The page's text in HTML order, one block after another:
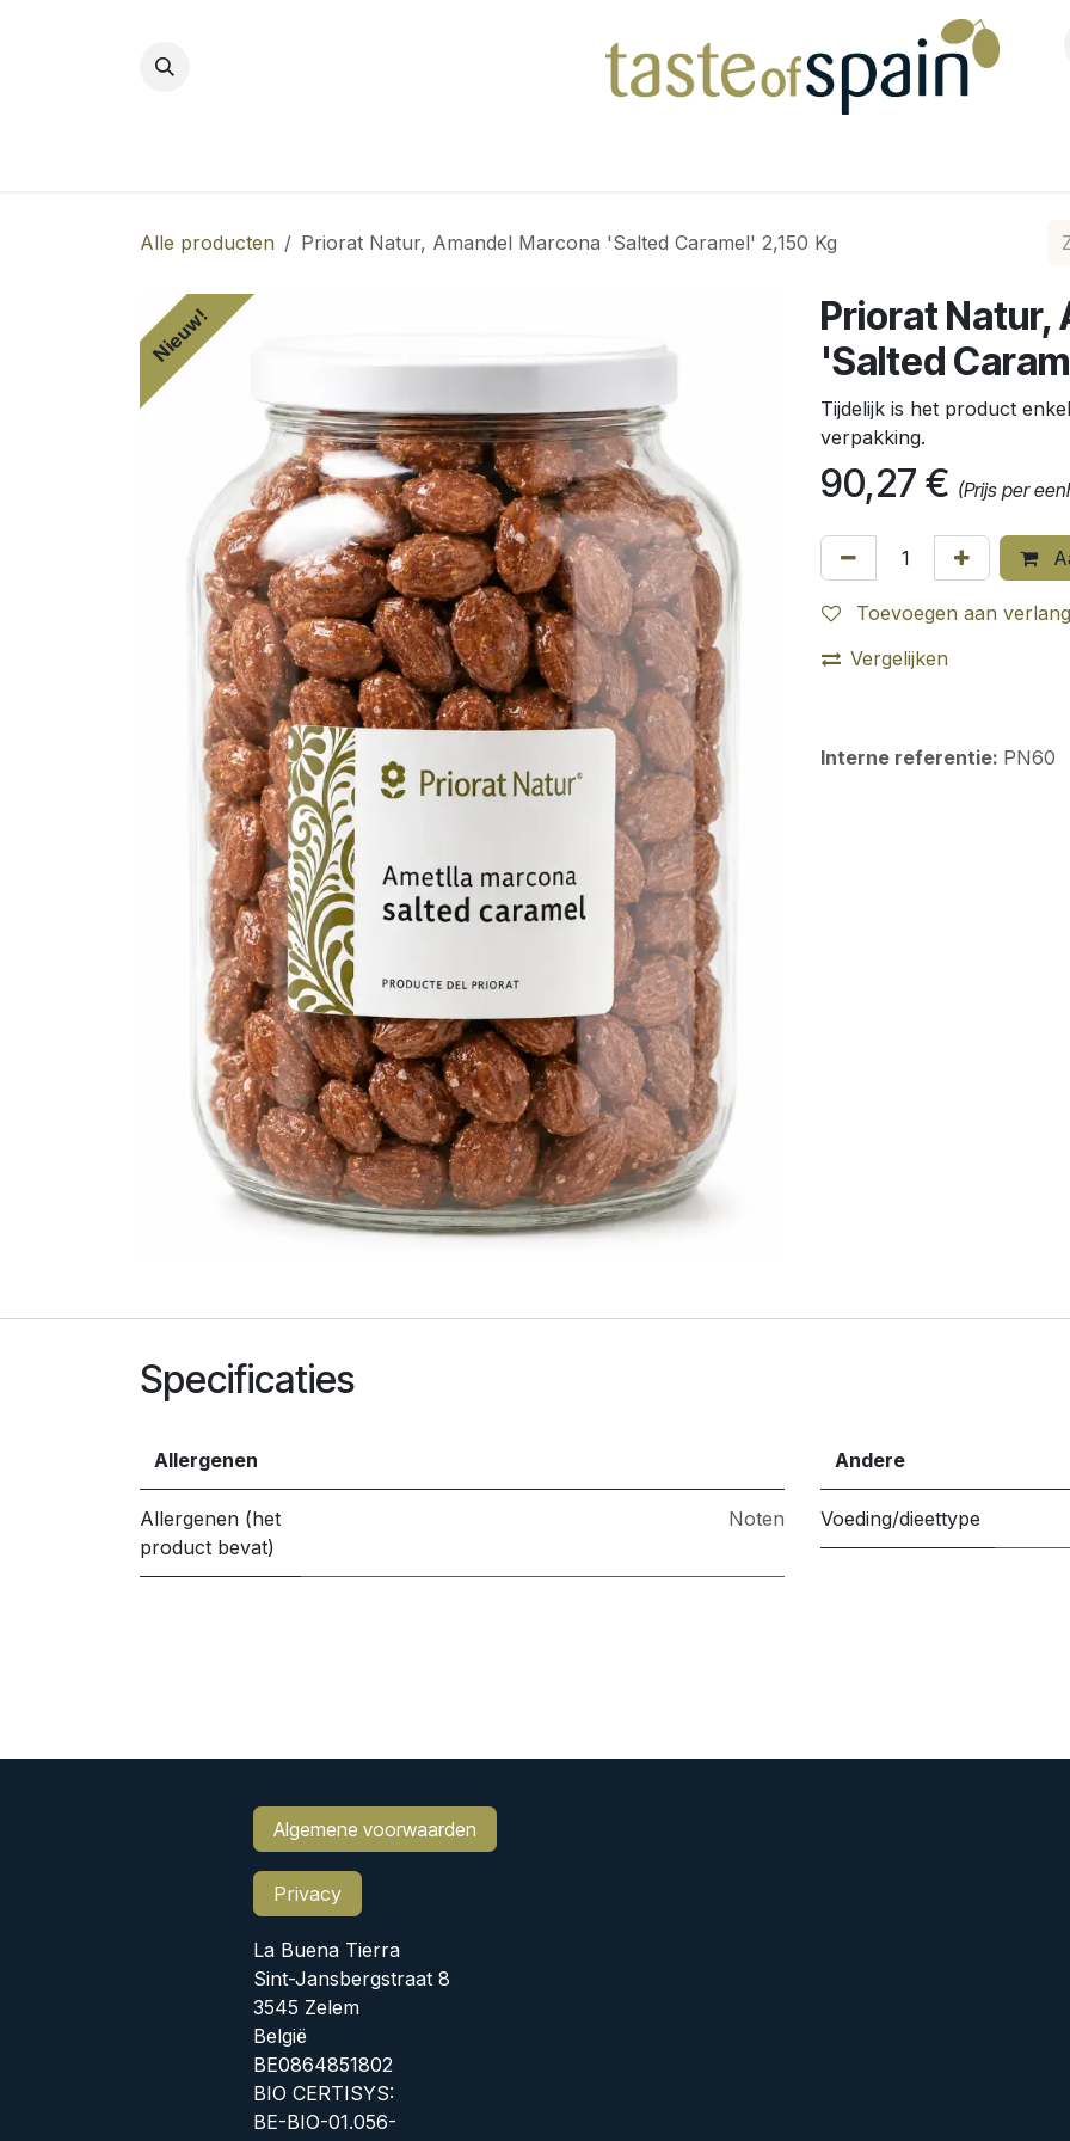
Alle producten Priorat Natur, Amandel Marcona 'Salted Caramel' 2,150 Kg
Nieuw!
Priorat Natur,
'Salted
Tijdelijk is het product
verpakking.
90,27 € (Prijs per
Toevoegen aan
Vergelijken
Interne referentie: PN60
Specificaties
Allergenen
Allergenen (het
product bevat)
Noten
Andere
Voeding/dieettype
Algemene voorwaarden
Privacy
La Buena Tierra
Sint-Jansbergstraat 8
3545 Zelem
België
BE0864851802
BIO CERTISYS:
BE-BIO-01.056-